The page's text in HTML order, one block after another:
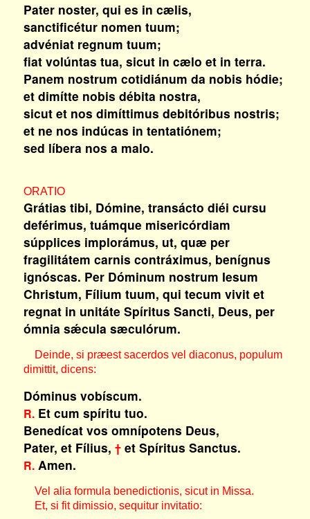
Pater noster, qui es in cælis,
sanctificétur nomen tuum;
advéniat regnum tuum;
fiat volúntas tua, sicut in cælo et in terra.
Panem nostrum cotidiánum da nobis hódie;
et dimítte nobis débita nostra,
sicut et nos dimíttimus debitóribus nostris;
et ne nos indúcas in tentatiónem;
sed líbera nos a malo.
ORATIO
Grátias tibi, Dómine, transácto diéi cursu
deférimus, tuámque misericórdiam
súpplices implorámus, ut, quæ per
fragilitátem carnis contráximus, benígnus
ignóscas. Per Dóminum nostrum Iesum
Christum, Fílium tuum, qui tecum vivit et
regnat in unitáte Spíritus Sancti, Deus, per
ómnia sǽcula sæculórum.
Deinde, si præest sacerdos vel diaconus, populum
dimittit, dicens:
Dóminus vobíscum.
R.Et cum spíritu tuo.
Benedícat vos omnípotens Deus,
Pater, et Fílius, †et Spíritus Sanctus.
R.Amen.
Vel alia formula benedictionis, sicut in Missa.
Et, si fit dimissio, sequitur invitatio: